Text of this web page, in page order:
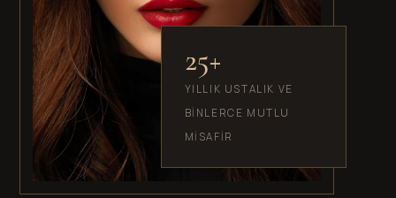
25+
YILLIK USTALIK VE
BINLERCE MUTLU
MISAFIR